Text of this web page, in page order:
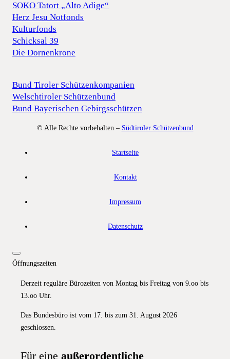
SOKO Tatort „Alto Adige“
Herz Jesu Notfonds
Kulturfonds
Schicksal 39
Die Dornenkrone
Bund Tiroler Schützenkompanien
Welschtiroler Schützenbund
Bund Bayerischen Gebirgsschützen
© Alle Rechte vorbehalten – Südtiroler Schützenbund
Startseite
Kontakt
Impressum
Datenschutz
Öffnungszeiten
Derzeit reguläre Bürozeiten von Montag bis Freitag von 9.oo bis
13.oo Uhr.
Das Bundesbüro ist vom 17. bis zum 31. August 2026
geschlossen.
Für eine außerordentliche